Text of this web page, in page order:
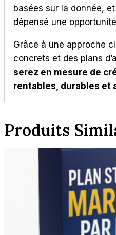
basées sur la donnée,
dépensé une
Grâce à une approche
concrets et des plans
serez en mesure de
rentables, durables et
Produits